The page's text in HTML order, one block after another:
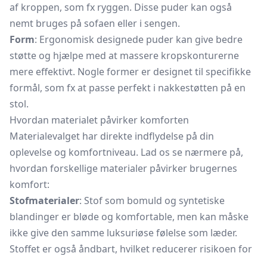
af kroppen, som fx ryggen. Disse puder kan også
nemt bruges på sofaen eller i sengen.
Form: Ergonomisk designede puder kan give bedre
støtte og hjælpe med at massere kropskonturerne
mere effektivt. Nogle former er designet til specifikke
formål, som fx at passe perfekt i nakkestøtten på en
stol.
Hvordan materialet påvirker komforten
Materialevalget har direkte indflydelse på din
oplevelse og komfortniveau. Lad os se nærmere på,
hvordan forskellige materialer påvirker brugernes
komfort:
Stofmaterialer: Stof som bomuld og syntetiske
blandinger er bløde og komfortable, men kan måske
ikke give den samme luksuriøse følelse som læder.
Stoffet er også åndbart, hvilket reducerer risikoen for